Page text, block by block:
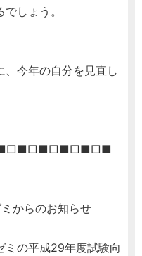
しょう。
、今年の自分を見直し
からのお知らせ
ミの平成29年度試験向